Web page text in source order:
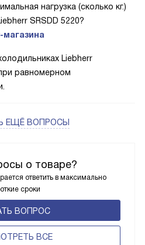
о товаре?
ответить в максимально
сроки
ВОПРОС
ВСЕ
нагрузка (сколько кг.)
SRSDD 5220?
Liebherr
равномерном
ЕЩЁ ВОПРОСЫ